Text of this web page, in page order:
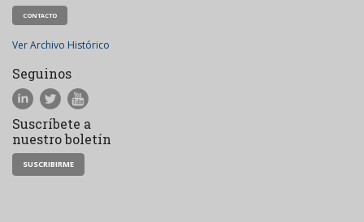
CONTACTO
Ver Archivo Histórico
Seguinos
Suscríbete a
nuestro boletín
SUSCRIBIRME